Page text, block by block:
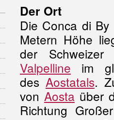
Der Ort
Die Conca di
Metern Höhe
der
Valpelline im
des Aostatals.
von Aosta über
Richtung